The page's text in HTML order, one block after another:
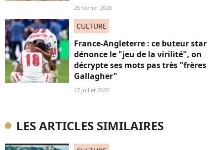
25 février 2026
CULTURE
France-Angleterre : ce buteur star
dénonce le "jeu de la virilité", on
décrypte ses mots pas très "frères
Gallagher"
17 juillet 2026
LES ARTICLES SIMILAIRES